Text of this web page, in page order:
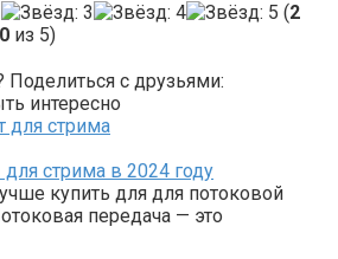
(2
из 5)
Поделиться с друзьями:
интересно
стрима в 2024 году
купить для для потоковой
передача — это